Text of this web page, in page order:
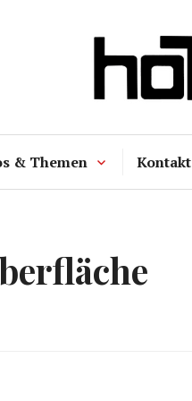
& Themen Kontakt